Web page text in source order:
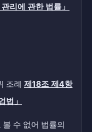
리에 관한 법률」
조례 제18조 제4항
법」
수 없어 법률의